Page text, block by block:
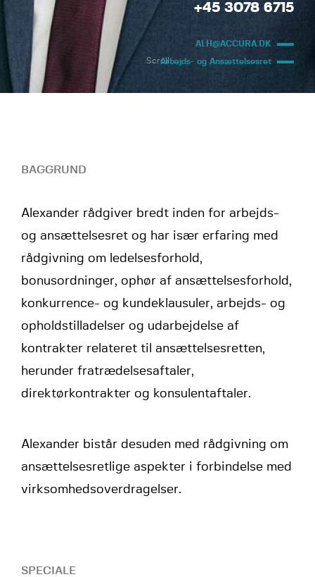
+45 3078 6715
ALH@ACCURA.DK
Arbejds- og Ansættelsesret
Scroll
BAGGRUND
Alexander rådgiver bredt inden for arbejds-
og ansættelsesret og har især erfaring med
rådgivning om ledelsesforhold,
bonusordninger, ophør af ansættelsesforhold,
konkurrence- og kundeklausuler, arbejds- og
opholdstilladelser og udarbejdelse af
kontrakter relateret til ansættelsesretten,
herunder fratrædelsesaftaler,
direktørkontrakter og konsulentaftaler.
Alexander bistår desuden med rådgivning om
ansættelsesretlige aspekter i forbindelse med
virksomhedsoverdragelser.
SPECIALE